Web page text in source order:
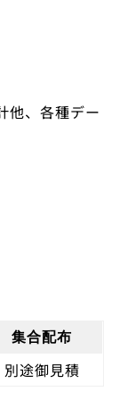
他、各種デー
集合配布
別途御見積